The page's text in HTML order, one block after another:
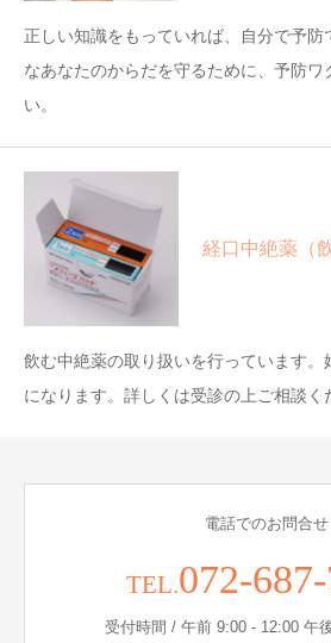
正しい知識をもっていれば、自分で予防
なあなたのからだを守るために、予防ワ
い。
経口中絶薬（
飲む中絶薬の取り扱いを行っています。
になります。詳しくは受診の上ご相談く
電話でのお問合せ
TEL.072-
受付時間 / 午前 9:00 - 12:00 午